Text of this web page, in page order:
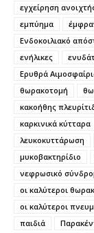
εγχείρηση
εμπύημα
Ενδοκοιλιακό
ενήλικες
Ερυθρά
θωρακοτομή
κακοήθης
καρκινικά κύτταρα
λευκοκυττάρωση
μυκοβακτηρίδιο
νεφρωσικό
οι καλύτεροι
οι καλύτεροι
παιδιά